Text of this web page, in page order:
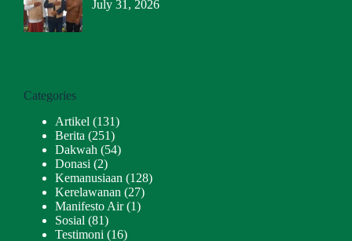
July 31, 2026
Categories
Artikel (131)
Berita (251)
Dakwah (54)
Donasi (2)
Kemanusiaan (128)
Kerelawanan (27)
Manifesto Air(1)
Sosial (81)
Testimoni (16)